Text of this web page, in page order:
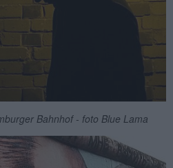
Bahnhof - foto Blue Lama